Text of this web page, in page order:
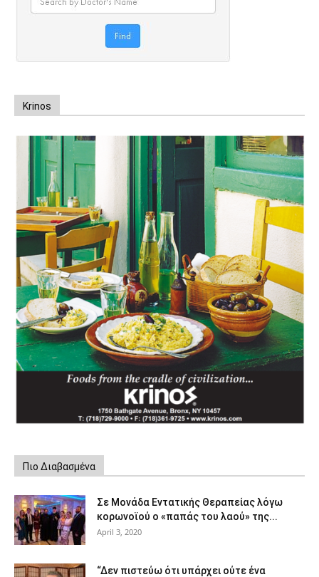
Krinos
Πιο Διαβασμένα
Σε Μονάδα Εντατικής Θεραπείας λόγω
κορωνοϊού ο «παπάς του λαού» της...
April 3, 2020
“Δεν πιστεύω ότι υπάρχει ούτε ένα